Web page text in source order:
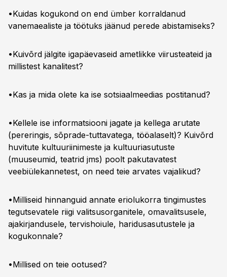
•Kuidas kogukond on end ümber korraldanud
vanemaealiste ja töötuks jäänud perede abistamiseks?
•Kuivõrd jälgite igapäevaseid ametlikke viirusteateid ja
millistest kanalitest?
•Kas ja mida olete ka ise sotsiaalmeedias postitanud?
•Kellele ise informatsiooni jagate ja kellega arutate
(pereringis, sõprade-tuttavatega, tööalaselt)? Kuivõrd
huvitute kultuuriinimeste ja kultuuriasutuste
(muuseumid, teatrid jms) poolt pakutavatest
veebiülekannetest, on need teie arvates vajalikud?
•Milliseid hinnanguid annate eriolukorra tingimustes
tegutsevatele riigi valitsusorganitele, omavalitsusele,
ajakirjandusele, tervishoiule, haridusasutustele ja
kogukonnale?
•Millised on teie ootused?